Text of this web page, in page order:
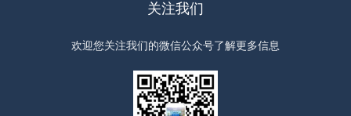
关注我们
欢迎您关注我们的微信公众号了解更多信息